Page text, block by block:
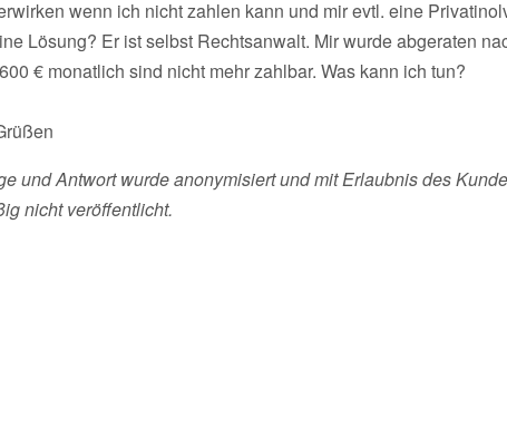
wenn ich nicht zahlen kann und mir evtl. eine
Lösung? Er ist selbst Rechtsanwalt. Mir wurde abgeraten
€ monatlich sind nicht mehr zahlbar. Was kann ich tun?
und Antwort wurde anonymisiert und mit Erlaubnis des
nicht veröffentlicht.